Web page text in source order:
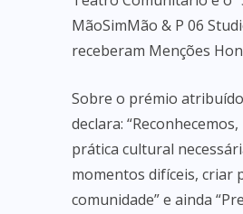
MãoSimMão & P 06
receberam Menções
Sobre o prémio
declara:
prática cultural
momentos difíceis, criar
comunidade” e ainda